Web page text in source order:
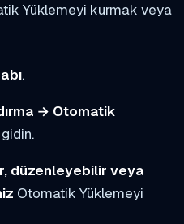
Yüklemeyi kurmak veya
.
→ Otomatik
düzenleyebilir veya
Otomatik Yüklemeyi